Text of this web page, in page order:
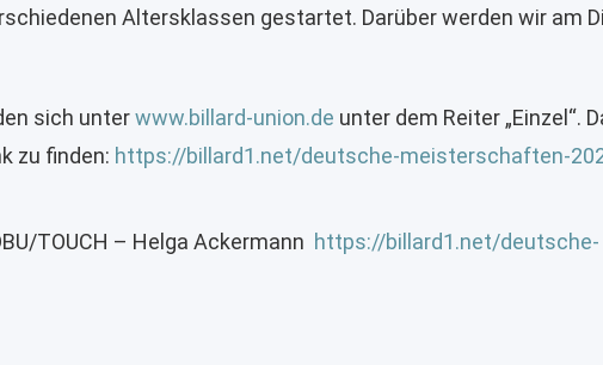
Altersklassen gestartet. Darüber werden wir am
sich unterwww.billard-union.de unter dem Reiter „Einzel“.
zu finden: https://billard1.net/deutsche-meisterschaften-
TOUCH – Helga Ackermann https://billard1.net/deutsche-